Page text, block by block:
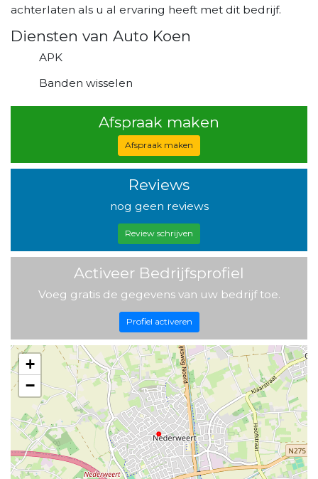
achterlaten als u al ervaring heeft met dit bedrijf.
Diensten van Auto Koen
APK
Banden wisselen
Afspraak maken
Afspraak maken
Reviews
nog geen reviews
Review schrijven
Activeer Bedrijfsprofiel
Voeg gratis de gegevens van uw bedrijf toe.
Profiel activeren
+
−